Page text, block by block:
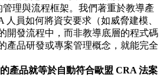
管理與流程框架。我們著重於教導產
人員如何將資安要求（如威脅建模、
開發流程中，而非教導底層的程式碼
產品研發或專案管理概念，就能完全
產品就等於自動符合歐盟 CRA 法案